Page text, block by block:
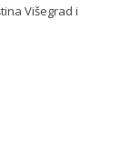
Višegrad i